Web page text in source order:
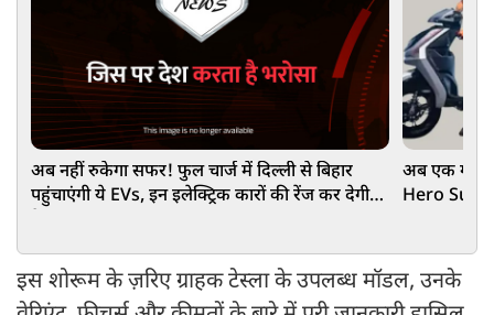
अब नहीं रुकेगा सफर! फुल चार्ज में दिल्ली से बिहार
पहुंचाएंगी ये EVs, इन इलेक्ट्रिक कारों की रेंज कर देगी
अब एक गाड़ी
Hero
इस शोरूम के ज़रिए ग्राहक टेस्ला के उपलब्ध मॉडल, उनके